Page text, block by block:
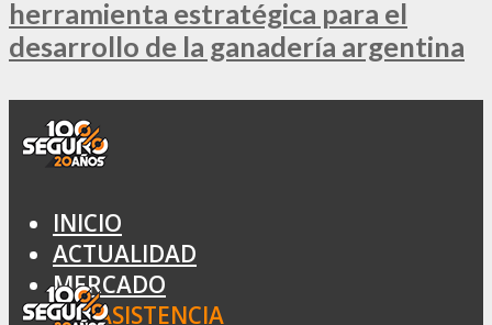
herramienta estratégica para el
desarrollo de la ganadería argentina
INICIO
ACTUALIDAD
MERCADO
ASISTENCIA